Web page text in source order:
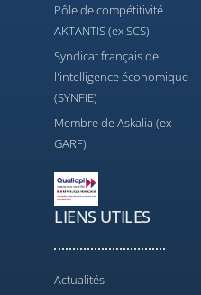
Pôle de compétitivité
AKTANTIS (ex SCS)
Syndicat français de
l'intelligence économique
(SYNFIE)
Membre de Askalia (ex-
GARF)
LIENS UTILES
Actualités